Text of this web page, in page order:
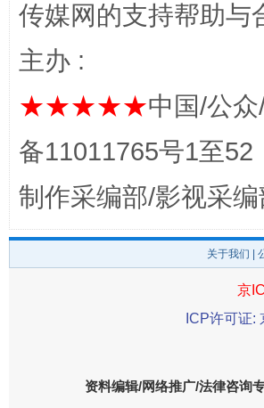
传媒网的支持帮助与
主办 :
★★★★★中国/公
备11011765号1至
制作采编部/影视采
关于我们
京
ICP许可证:
资料编辑/网络推广/法律咨询